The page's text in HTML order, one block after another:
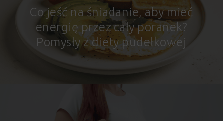
Co jeść na śniadanie, aby mieć
energię przez cały poranek?
Pomysły z diety pudełkowej